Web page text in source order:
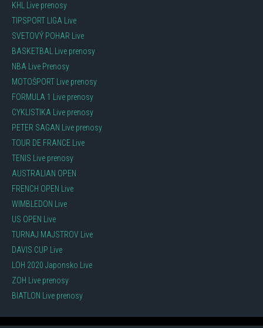
KHL Live prenosy
TIPSPORT LIGA Live
SVETOVÝ POHAR Live
BASKETBAL Live prenosy
NBA Live Prenosy
MOTOŠPORT Live prenosy
FORMULA 1 Live prenosy
CYKLISTIKA Live prenosy
PETER SAGAN Live prenosy
TOUR DE FRANCE Live
TENIS Live prenosy
AUSTRALIAN OPEN
FRENCH OPEN Live
WIMBLEDON Live
US OPEN Live
TURNAJ MAJSTROV Live
DAVIS CUP Live
LOH 2020 Japonsko Live
ZOH Live prenosy
BIATLON Live prenosy